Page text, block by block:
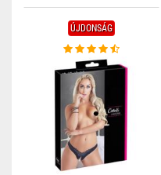
ÚJDONSÁG